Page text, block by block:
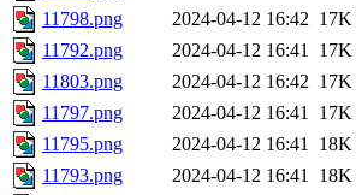
11798.png
2024-04-12 16:42 17K
11792.png
2024-04-12 16:41 17K
11803.png
2024-04-12 16:42 17K
11797.png
2024-04-12 16:41 17K
11795.png
2024-04-12 16:41 18K
11793.png
2024-04-12 16:41 18K